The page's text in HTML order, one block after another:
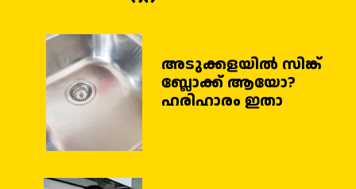
അടുക്കളയില്‍ സിങ്ക്
ബ്ലോക്ക് ആയോ?